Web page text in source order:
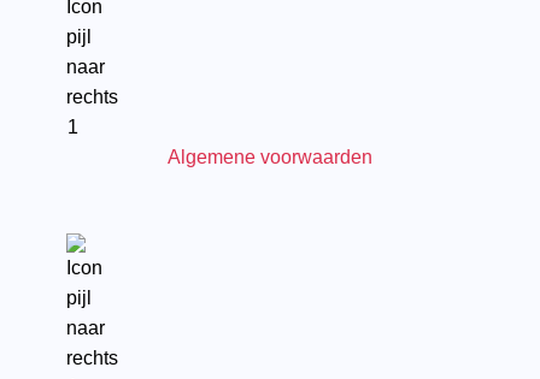
Algemene voorwaarden